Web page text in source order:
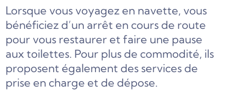
Lorsque vous voyagez en navette, vous
bénéficiez d’un arrêt en cours de route
pour vous restaurer et faire une pause
aux toilettes. Pour plus de commodité, ils
proposent également des services de
prise en charge et de dépose.